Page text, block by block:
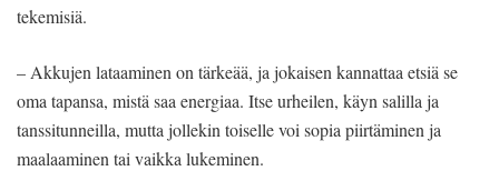
tekemisiä.
– Akkujen lataaminen on tärkeää, ja jokaisen kannattaa etsiä se
oma tapansa, mistä saa energiaa. Itse urheilen, käyn salilla ja
tanssitunneilla, mutta jollekin toiselle voi sopia piirtäminen ja
maalaaminen tai vaikka lukeminen.